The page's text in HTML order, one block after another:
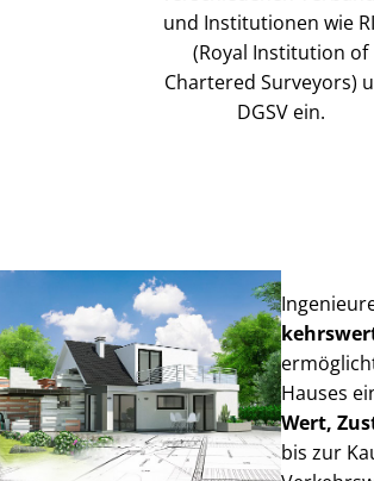
und Institutionen wie
(Royal Institution of
Chartered Surveyors)
DGSV ein.
Hauses
Wert,
bis zur